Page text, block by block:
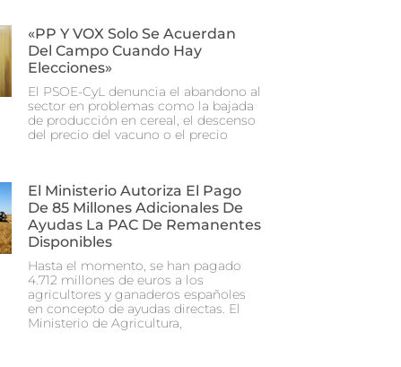
«PP Y VOX Solo Se Acuerdan
Del Campo Cuando Hay
Elecciones»
El PSOE-CyL denuncia el abandono al
sector en problemas como la bajada
de producción en cereal, el descenso
del precio del vacuno o el precio
El Ministerio Autoriza El Pago
De 85 Millones Adicionales De
Ayudas La PAC De Remanentes
Disponibles
Hasta el momento, se han pagado
4.712 millones de euros a los
agricultores y ganaderos españoles
en concepto de ayudas directas. El
Ministerio de Agricultura,